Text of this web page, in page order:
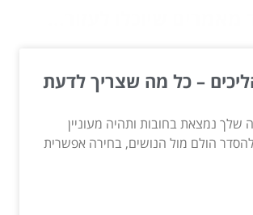
– כל מה שצריך לדעת
שלך נמצאת בחובות ותהיה מעוניין
הולם מול הנושים, בחירה אפשרית